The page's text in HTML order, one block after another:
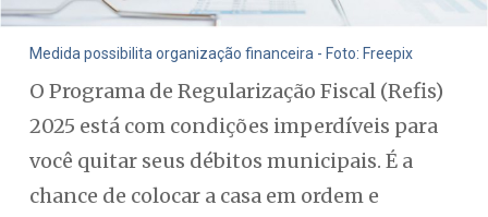
Medida possibilita organização financeira - Foto: Freepix
O Programa de Regularização Fiscal (Refis)
2025 está com condições imperdíveis para
você quitar seus débitos municipais. É a
chance de colocar a casa em ordem e